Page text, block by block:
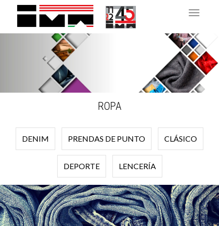
Toggle
ROPA
DENIM PRENDAS DE PUNTO CLÁSICO
DEPORTE LENCERÍA